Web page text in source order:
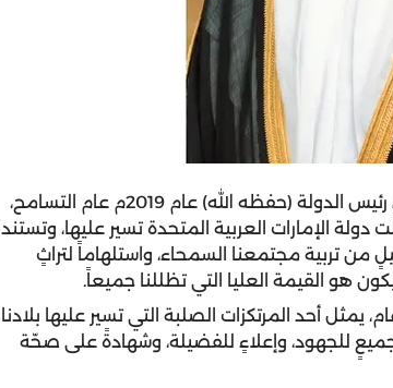
يأتي إعلان صاحب السمو الشيخ خليفة بن زايد آل نهيان رئيس الدولة (حفظه الله) عام 2019م عام التسامح،
الإمارات العربية المتحدة تسير عليها، وتستند
من تربية مجتمعنا السمحاء، واستلهاماً لتراثٍ
هو القيمة العليا التي تظللنا جميعاً.
يمثل أحد المرتكزات الصلبة التي تسير عليها بلادنا
للجهود، وإعلاءٍ للفضيلة، وشهادةً على صحّة